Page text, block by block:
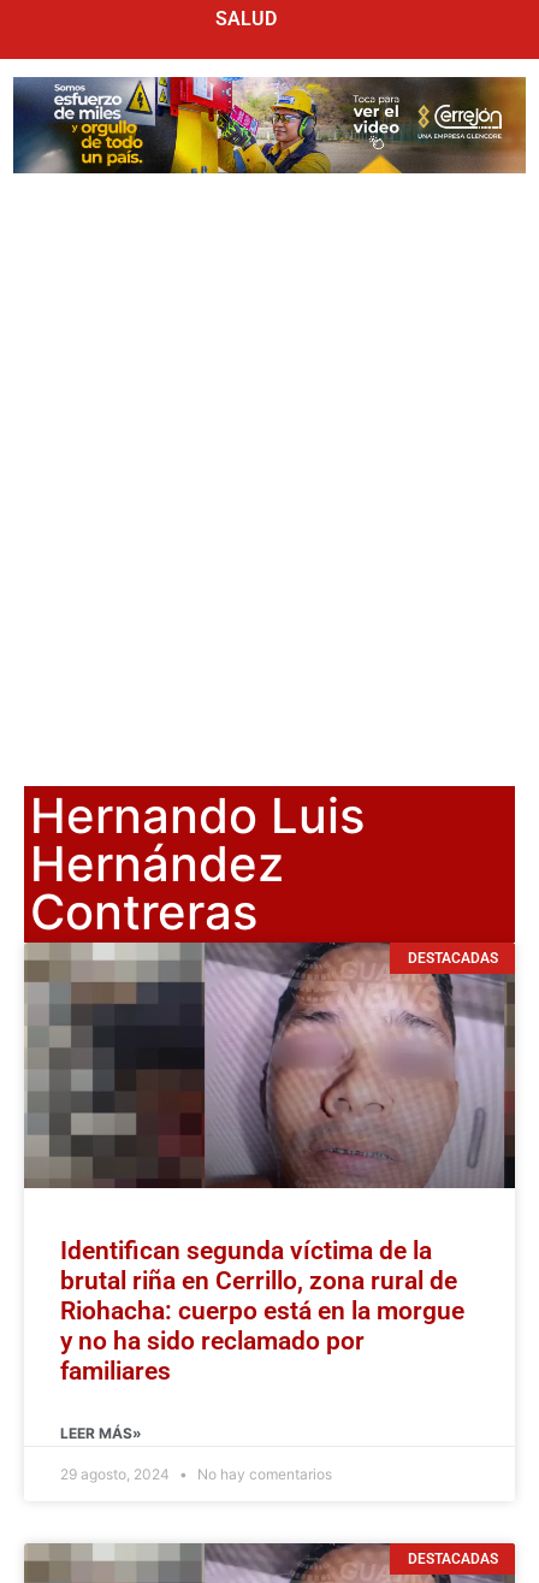
SALUD
Hernando Luis
Hernández
Contreras
DESTACADAS
Identifican segunda víctima de la
brutal riña en Cerrillo, zona rural de
Riohacha: cuerpo está en la morgue
y no ha sido reclamado por
familiares
LEER MÁS»
29 agosto, 2024 No hay comentarios
DESTACADAS